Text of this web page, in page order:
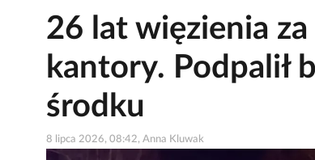
26 lat więzienia
kantory. Podpalił
środku
8 lipca 2026, 08:42, Anna Kluwak